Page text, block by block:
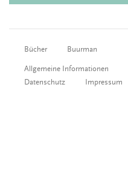
Bücher Buurman
Allgemeine Informationen
Datenschutz
Impressum